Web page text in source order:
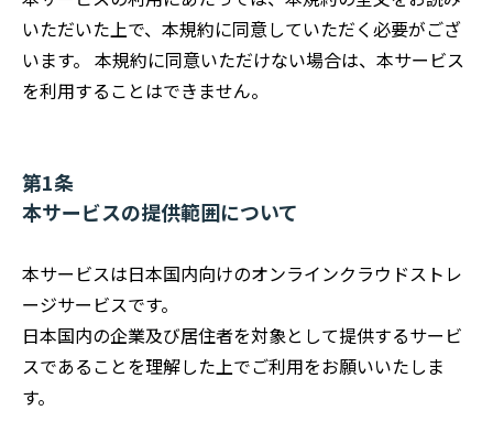
いただいた上で、本規約に同意していただく必要がござ
います。 本規約に同意いただけない場合は、本サービス
を利用することはできません。
第1条
本サービスの提供範囲について
本サービスは日本国内向けのオンラインクラウドストレ
ージサービスです。
日本国内の企業及び居住者を対象として提供するサービ
スであることを理解した上でご利用をお願いいたしま
す。